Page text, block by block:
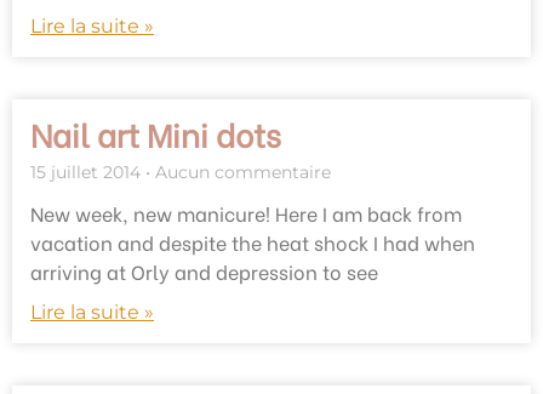
Lire la suite »
Nail art Mini dots
15 juillet 2014 Aucun commentaire
New week, new manicure! Here I am back from
vacation and despite the heat shock I had when
arriving at Orly and depression to see
Lire la suite »